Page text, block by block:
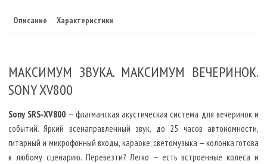
Описание Характеристики
МАКСИМУМ ЗВУКА. МАКСИМУМ ВЕЧЕРИНОК.
SONY XV800
Sony SRS‑XV800 — флагманская акустическая система для вечеринок и
событий. Яркий всенаправленный звук, до 25 часов автономности,
гитарный и микрофонный входы, караоке, светомузыка — колонка готова
к любому сценарию. Перевезти? Легко — есть встроенные колёса и